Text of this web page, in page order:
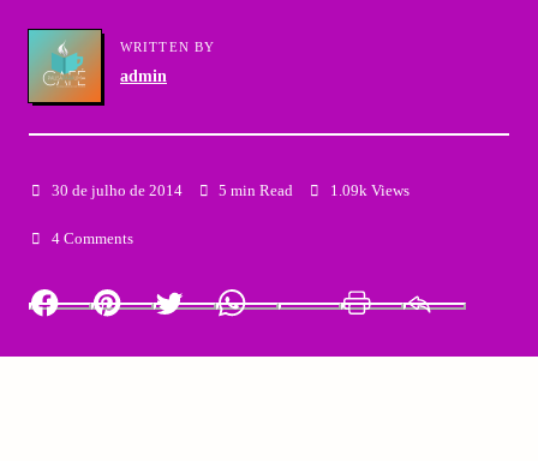
WRITTEN BY
admin
30 de julho de 2014 5 min Read 1.09k Views
4 Comments
Facebook Pinterest Twitter